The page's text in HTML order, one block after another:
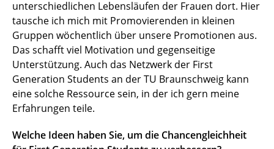
unterschiedlichen Lebensläufen der Frauen dort. Hier
tausche ich mich mit Promovierenden in kleinen
Gruppen wöchentlich über unsere Promotionen aus.
Das schafft viel Motivation und gegenseitige
Unterstützung. Auch das Netzwerk der First
Generation Students an der TU Braunschweig kann
eine solche Ressource sein, in der ich gern meine
Erfahrungen teile.
Welche Ideen haben Sie, um die Chancengleichheit